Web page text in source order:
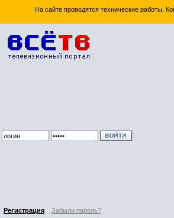
На сайте проводятся технические работы.
Регистрация Забыли пароль?